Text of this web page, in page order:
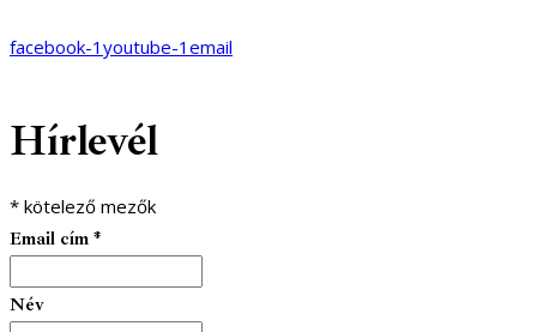
facebook-1 youtube-1 email
Hírlevél
* kötelező mezők
Email cím *
Név